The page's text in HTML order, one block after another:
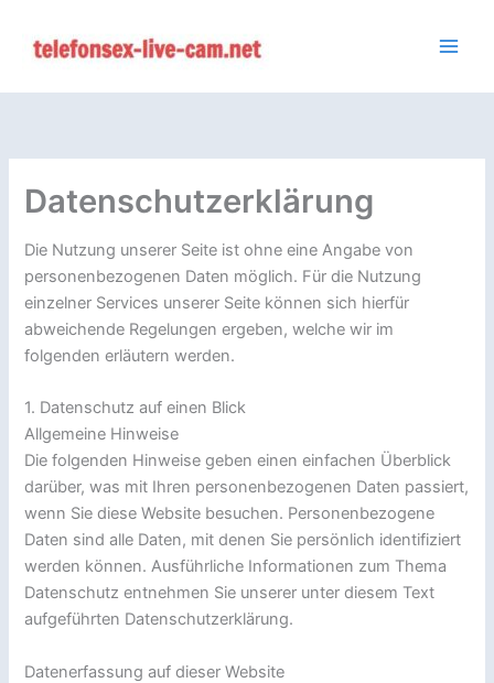
Inhalt
springen
Datenschutzerklärung
Die Nutzung unserer Seite ist ohne eine Angabe von
personenbezogenen Daten möglich. Für die Nutzung
einzelner Services unserer Seite können sich hierfür
abweichende Regelungen ergeben, welche wir im
folgenden erläutern werden.
1. Datenschutz auf einen Blick
Allgemeine Hinweise
Die folgenden Hinweise geben einen einfachen Überblick
darüber, was mit Ihren personenbezogenen Daten passiert,
wenn Sie diese Website besuchen. Personenbezogene
Daten sind alle Daten, mit denen Sie persönlich identifiziert
werden können. Ausführliche Informationen zum Thema
Datenschutz entnehmen Sie unserer unter diesem Text
aufgeführten Datenschutzerklärung.
Datenerfassung auf dieser Website